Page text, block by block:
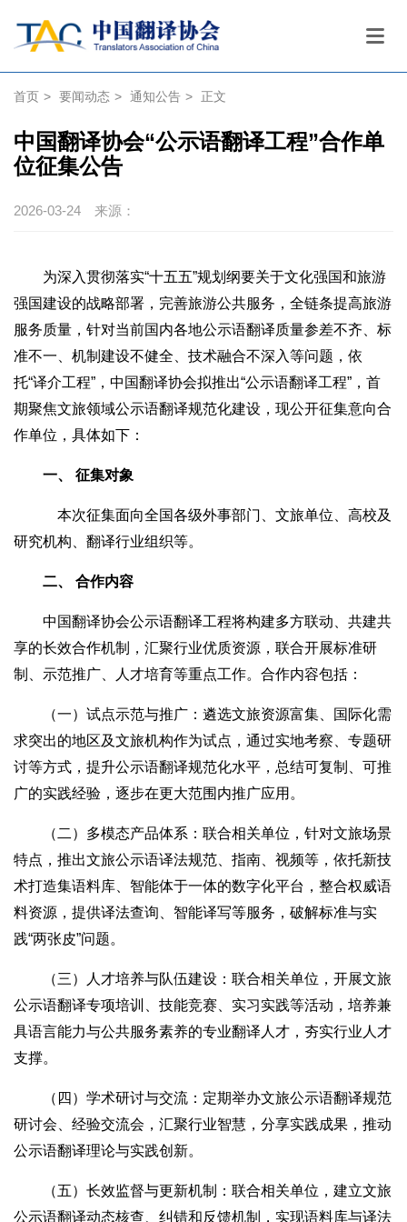
首页 > 要闻动态 > 通知公告 > 正文
中国翻译协会“公示语翻译工程”合作单
位征集公告
2026-03-24 来源：
为深入贯彻落实“十五五”规划纲要关于文化强国和旅游
强国建设的战略部署，完善旅游公共服务，全链条提高旅游
服务质量，针对当前国内各地公示语翻译质量参差不齐、标
准不一、机制建设不健全、技术融合不深入等问题，依
托“译介工程”，中国翻译协会拟推出“公示语翻译工程”，首
期聚焦文旅领域公示语翻译规范化建设，现公开征集意向合
作单位，具体如下：
一、 征集对象
本次征集面向全国各级外事部门、文旅单位、高校及
研究机构、翻译行业组织等。
二、 合作内容
中国翻译协会公示语翻译工程将构建多方联动、共建共
享的长效合作机制，汇聚行业优质资源，联合开展标准研
制、示范推广、人才培育等重点工作。合作内容包括：
（一）试点示范与推广：遴选文旅资源富集、国际化需
求突出的地区及文旅机构作为试点，通过实地考察、专题研
讨等方式，提升公示语翻译规范化水平，总结可复制、可推
广的实践经验，逐步在更大范围内推广应用。
（二）多模态产品体系：联合相关单位，针对文旅场景
特点，推出文旅公示语译法规范、指南、视频等，依托新技
术打造集语料库、智能体于一体的数字化平台，整合权威语
料资源，提供译法查询、智能译写等服务，破解标准与实
践“两张皮”问题。
（三）人才培养与队伍建设：联合相关单位，开展文旅
公示语翻译专项培训、技能竞赛、实习实践等活动，培养兼
具语言能力与公共服务素养的专业翻译人才，夯实行业人才
支撑。
（四）学术研讨与交流：定期举办文旅公示语翻译规范
研讨会、经验交流会，汇聚行业智慧，分享实践成果，推动
公示语翻译理论与实践创新。
（五）长效监督与更新机制：联合相关单位，建立文旅
公示语翻译动态核查、纠错和反馈机制，实现语料库与译法